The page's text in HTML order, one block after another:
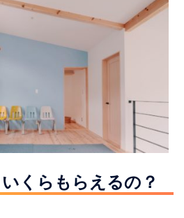
くらもらえるの？